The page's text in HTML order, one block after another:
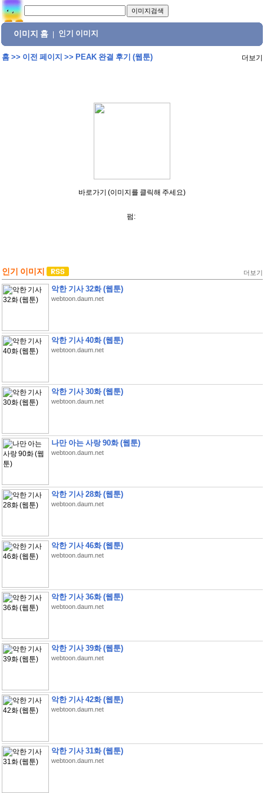
이미지 홈 인기 이미지
홈>> 이전 페이지 >> PEAK 완결 후기 (웹툰) 더보기
바로가기 (이미지를 클릭해 주세요)
펌:
인기 이미지 더보기
악한 기사 32화 (웹툰)
webtoon.daum.net
악한 기사 40화 (웹툰)
webtoon.daum.net
악한 기사 30화 (웹툰)
webtoon.daum.net
나만 아는 사랑 90화 (웹툰)
webtoon.daum.net
악한 기사 28화 (웹툰)
webtoon.daum.net
악한 기사 46화 (웹툰)
webtoon.daum.net
악한 기사 36화 (웹툰)
webtoon.daum.net
악한 기사 39화 (웹툰)
webtoon.daum.net
악한 기사 42화 (웹툰)
webtoon.daum.net
악한 기사 31화 (웹툰)
webtoon.daum.net